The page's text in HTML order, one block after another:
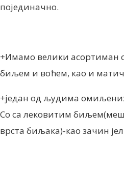
појединачно.
+Имамо велики асортиман
биљем и воћем, као и
+један од људима
Со са лековитим
врста биљака)-као зачин